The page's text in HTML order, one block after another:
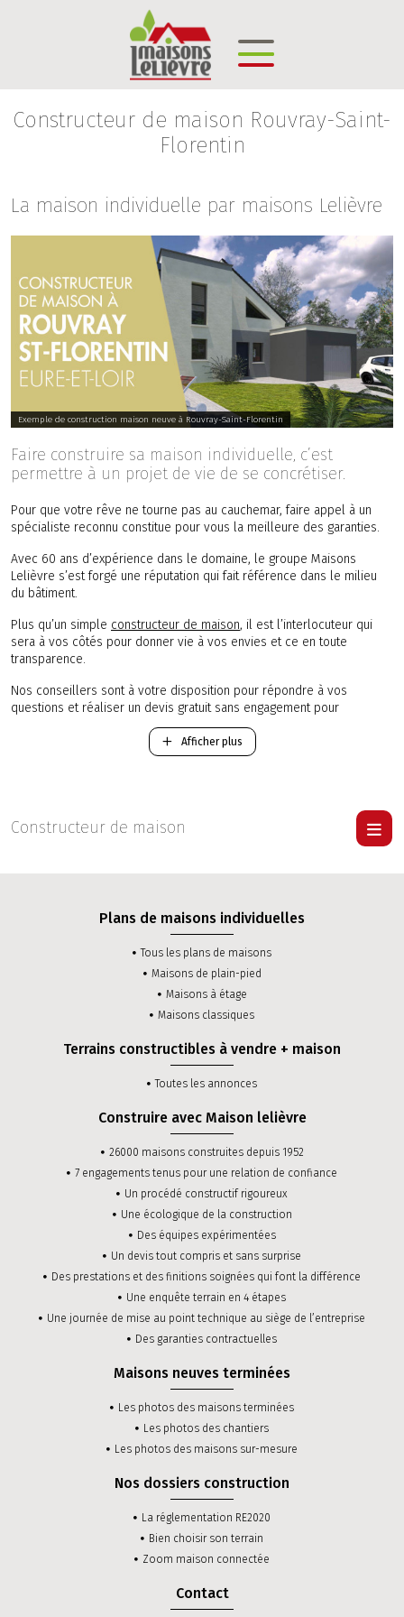
Constructeur de maison Rouvray-Saint-
Florentin
La maison individuelle par maisons Lelièvre
Exemple de construction maison neuve à Rouvray-Saint-Florentin
Faire construire sa maison individuelle, c’est
permettre à un projet de vie de se concrétiser.
Pour que votre rêve ne tourne pas au cauchemar, faire appel à un
spécialiste reconnu constitue pour vous la meilleure des garanties.
Avec 60 ans d’expérience dans le domaine, le groupe Maisons
Lelièvre s’est forgé une réputation qui fait référence dans le milieu
du bâtiment.
Plus qu’un simple constructeur de maison, il est l’interlocuteur qui
sera à vos côtés pour donner vie à vos envies et ce en toute
transparence.
Nos conseillers sont à votre disposition pour répondre à vos
questions et réaliser un devis gratuit sans engagement pour
l’édification de votre future maison neuve dans le département Eure-
Pour visiter une maison Lelièvre
Afficher plus
Constructeur de maison
Plans de maisons individuelles
Tous les plans de maisons
Maisons de plain-pied
Maisons à étage
Maisons classiques
Terrains constructibles à vendre + maison
Toutes les annonces
Construire avec Maison lelièvre
26000 maisons construites depuis 1952
7 engagements tenus pour une relation de confiance
Un procédé constructif rigoureux
Une écologique de la construction
Des équipes expérimentées
Un devis tout compris et sans surprise
Des prestations et des finitions soignées qui font la différence
Une enquête terrain en 4 étapes
Une journée de mise au point technique au siège de l’entreprise
Des garanties contractuelles
Maisons neuves terminées
Les photos des maisons terminées
Les photos des chantiers
Les photos des maisons sur-mesure
Nos dossiers construction
La réglementation RE2020
Bien choisir son terrain
Zoom maison connectée
Contact